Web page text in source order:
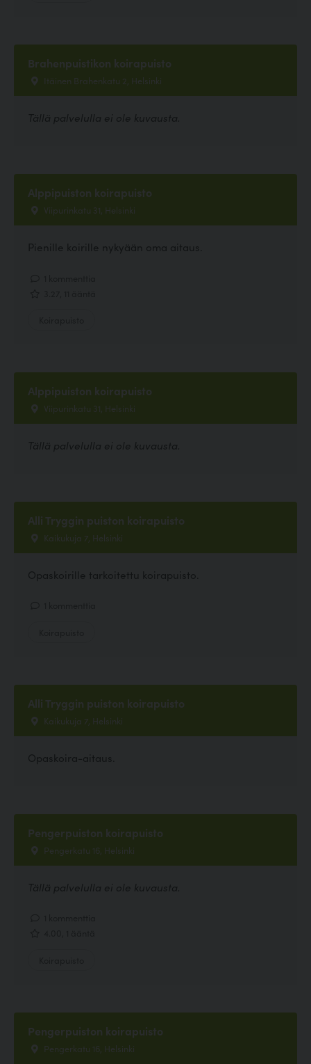
Brahenpuistikon koirapuisto
Itäinen Brahenkatu 2, Helsinki
Tällä palvelulla ei ole kuvausta.
Alppipuiston koirapuisto
Viipurinkatu 31, Helsinki
Pienille koirille nykyään oma aitaus.
Alppipuiston koirapuisto
Viipurinkatu 31, Helsinki
Tällä palvelulla ei ole kuvausta.
Alli Tryggin puiston koirapuisto
Kaikukuja 7, Helsinki
Opaskoirille tarkoitettu koirapuisto.
Alli Tryggin puiston koirapuisto
Kaikukuja 7, Helsinki
Opaskoira-aitaus.
Pengerpuiston koirapuisto
Pengerkatu 16, Helsinki
Tällä palvelulla ei ole kuvausta.
Pengerpuiston koirapuisto
Pengerkatu 16, Helsinki